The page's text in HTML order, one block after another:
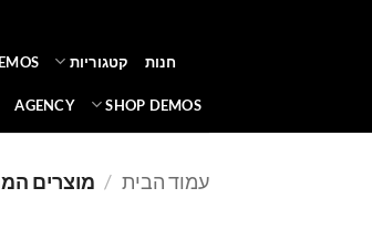
חנות קטגוריות
SHOP DEMOS
AGENCY
עמוד הבית / מוצרים